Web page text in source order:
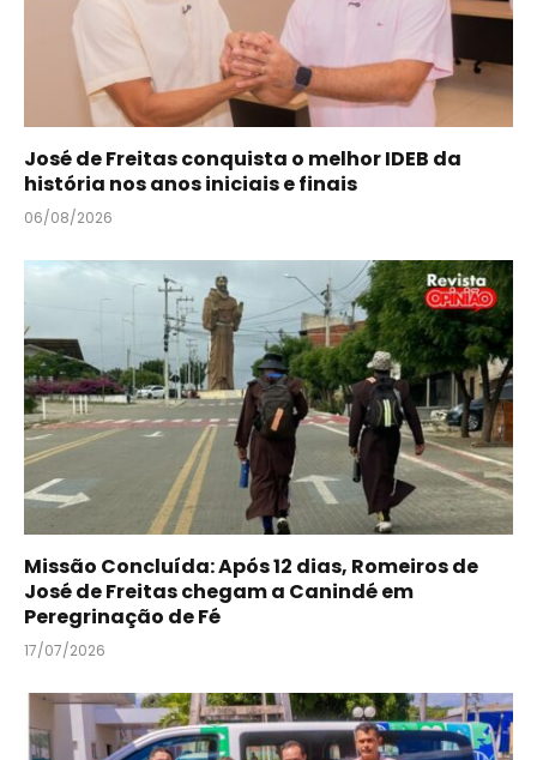
José de Freitas conquista o melhor IDEB da
história nos anos iniciais e finais
06/08/2026
Missão Concluída: Após 12 dias, Romeiros de
José de Freitas chegam a Canindé em
Peregrinação de Fé
17/07/2026